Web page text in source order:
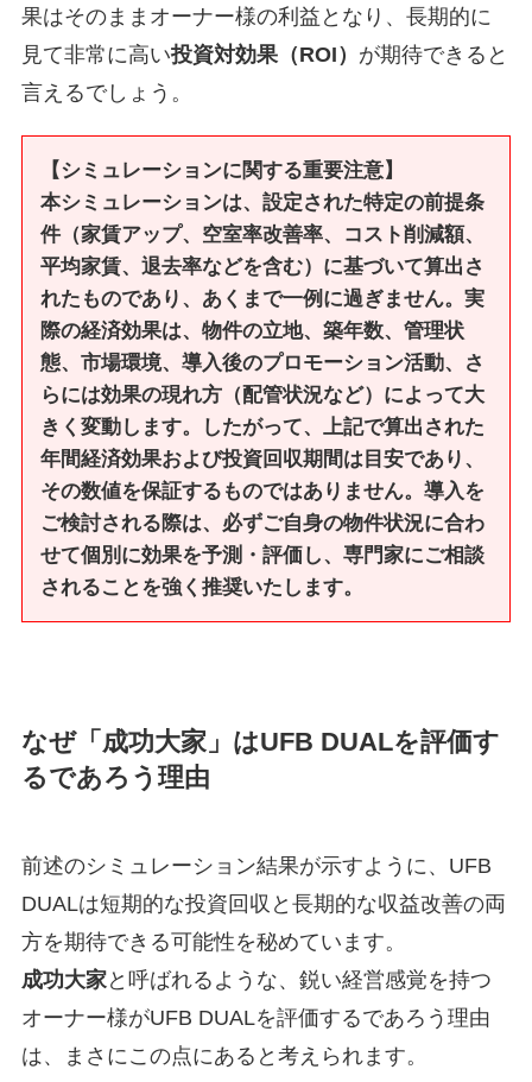
果はそのままオーナー様の利益となり、長期的に
見て非常に高い投資対効果（ROI） が期待できると
言えるでしょう。
【シミュレーションに関する重要注意】
本シミュレーションは、設定された特定の前提条
件（家賃アップ、空室率改善率、コスト削減額、
平均家賃、退去率などを含む）に基づいて算出さ
れたものであり、あくまで一例に過ぎません。実
際の経済効果は、物件の立地、築年数、管理状
態、市場環境、導入後のプロモーション活動、さ
らには効果の現れ方（配管状況など）によって大
きく変動します。したがって、上記で算出された
年間経済効果および投資回収期間は目安であり、
その数値を保証するものではありません。導入を
ご検討される際は、必ずご自身の物件状況に合わ
せて個別に効果を予測・評価し、専門家にご相談
されることを強く推奨いたします。
なぜ「成功大家」はUFB DUALを評価す
るであろう理由
前述のシミュレーション結果が示すように、UFB
DUALは短期的な投資回収と長期的な収益改善の両
方を期待できる可能性を秘めています。
成功大家と呼ばれるような、鋭い経営感覚を持つ
オーナー様がUFB DUALを評価するであろう理由
は、まさにこの点にあると考えられます。